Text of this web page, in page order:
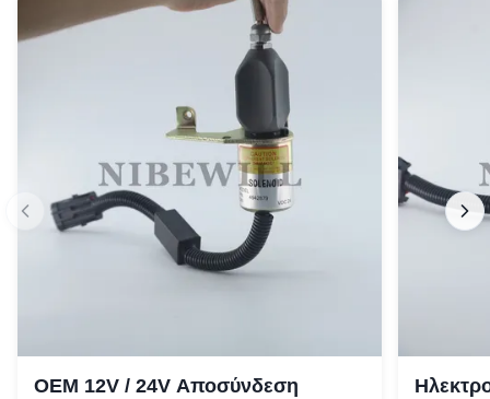
OEM 12V / 24V Αποσύνδεση